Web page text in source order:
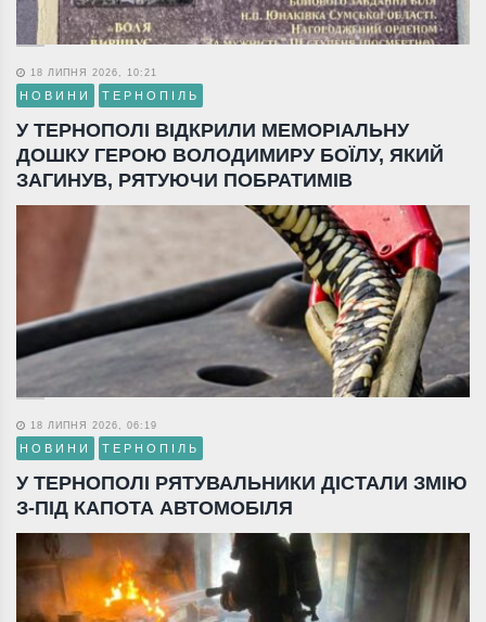
18 ЛИПНЯ 2026, 10:21
НОВИНИ ТЕРНОПІЛЬ
У ТЕРНОПОЛІ ВІДКРИЛИ МЕМОРІАЛЬНУ
ДОШКУ ГЕРОЮ ВОЛОДИМИРУ БОЇЛУ, ЯКИЙ
ЗАГИНУВ, РЯТУЮЧИ ПОБРАТИМІВ
18 ЛИПНЯ 2026, 06:19
НОВИНИ ТЕРНОПІЛЬ
У ТЕРНОПОЛІ РЯТУВАЛЬНИКИ ДІСТАЛИ ЗМІЮ
З-ПІД КАПОТА АВТОМОБІЛЯ